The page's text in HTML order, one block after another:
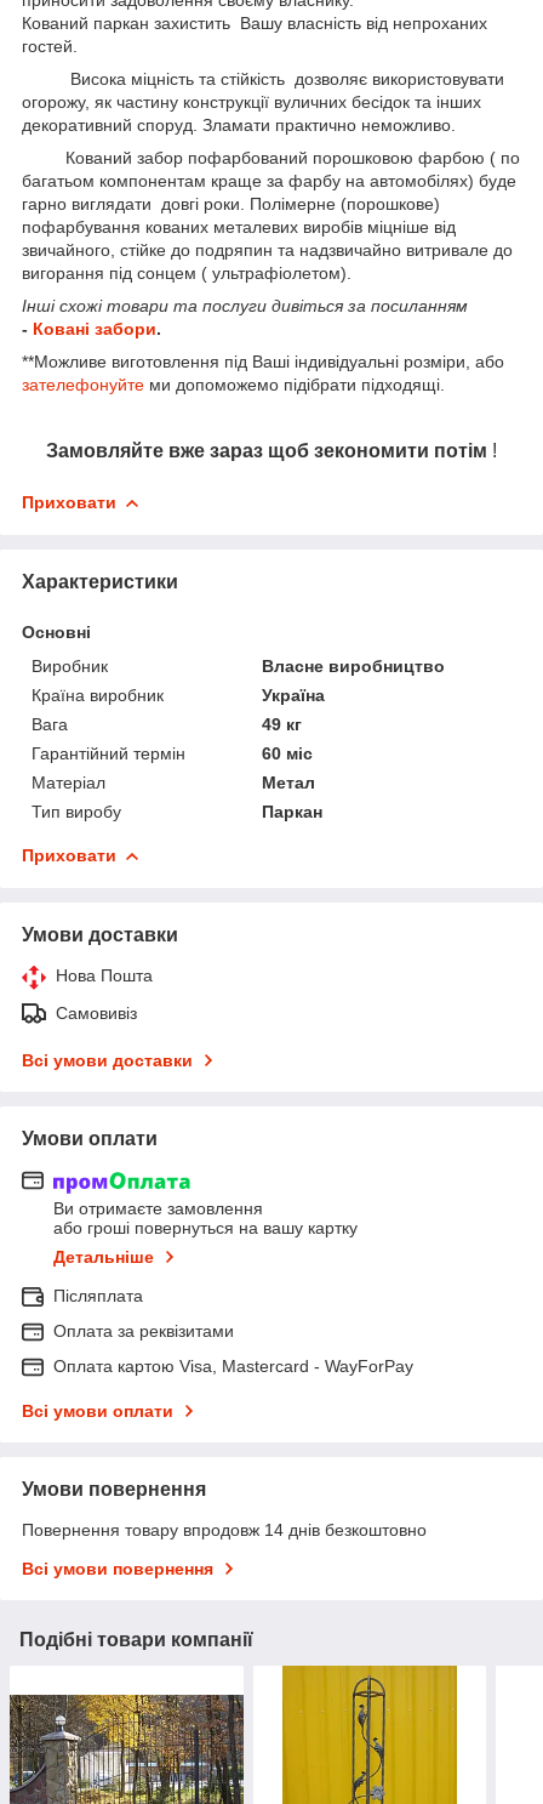
Кований паркан захистить Вашу власність від непроханих
гостей.
Висока міцність та стійкість дозволяє використовувати
огорожу, як частину конструкції вуличних бесідок та інших
декоративний споруд. Зламати практично неможливо.
Кований забор пофарбований порошковою фарбою ( по
багатьом компонентам краще за фарбу на автомобілях) буде
гарно виглядати довгі роки. Полімерне (порошкове)
пофарбування кованих металевих виробів міцніше від
звичайного, стійке до подряпин та надзвичайно витривале до
вигорання під сонцем ( ультрафіолетом).
Інші схожі товари та послуги дивіться за посиланням
- Ковані забори.
**Можливе виготовлення під Ваші індивідуальні розміри, або
зателефонуйте ми допоможемо підібрати підходящі.
Замовляйте вже зараз щоб зекономити потім !
Приховати
Характеристики
Основні
Виробник
Власне виробництво
Країна виробник
Україна
Вага
49 кг
Гарантійний термін
60 міс
Матеріал
Метал
Тип виробу
Паркан
Приховати
Умови доставки
Нова Пошта
Самовивіз
Всі умови доставки
Умови оплати
Ви отримаєте замовлення
або гроші повернуться на вашу картку
Детальніше
Післяплата
Оплата за реквізитами
Оплата картою Visa, Mastercard - WayForPay
Всі умови оплати
Умови повернення
Повернення товару впродовж 14 днів безкоштовно
Всі умови повернення
Подібні товари компанії